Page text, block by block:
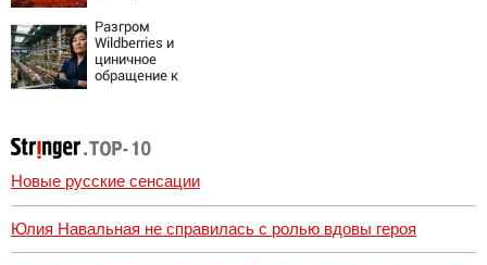
Разгром
Wildberries и
циничное
обращение к
Новые русские сенсации
Юлия Навальная не справилась с ролью вдовы героя